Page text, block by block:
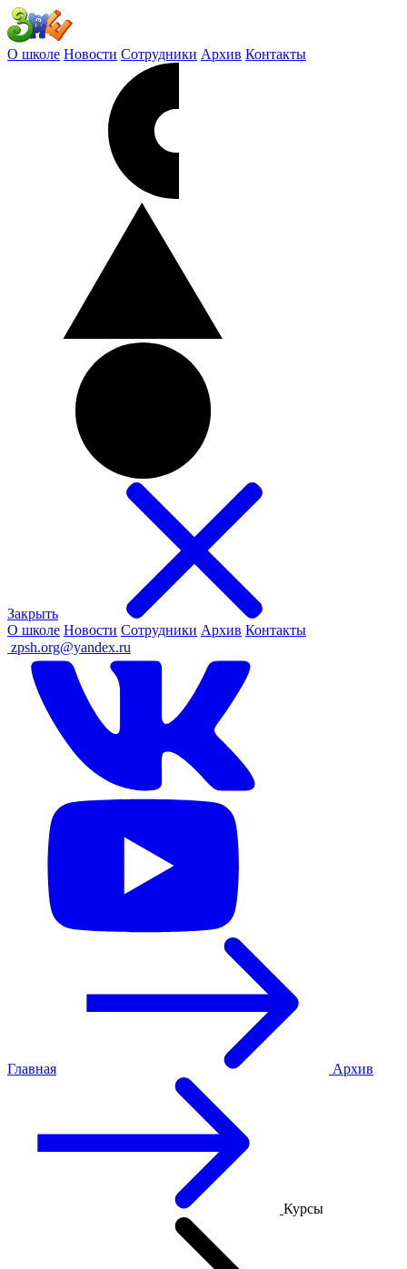
О школе Новости Сотрудники Архив Контакты
Закрыть
О школе Новости Сотрудники Архив Контакты
zpsh.org@yandex.ru
Главная Архив
Курсы